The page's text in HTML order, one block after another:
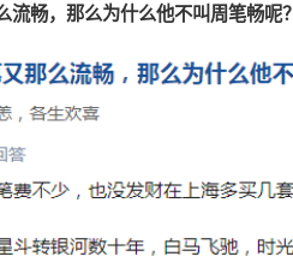
流畅，那么为什么他不叫周笔畅呢？